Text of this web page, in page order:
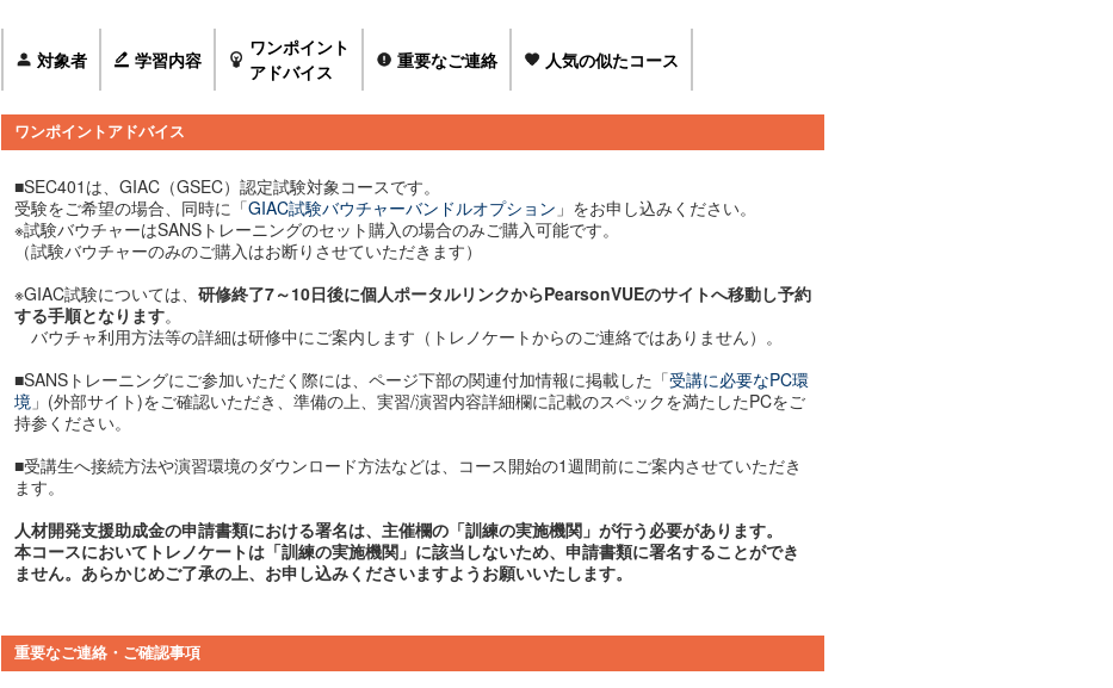
対象者 学習内容
ワンポイント
アドバイス
重要なご連絡 人気の似たコース
ワンポイントアドバイス
■SEC401は、GIAC（GSEC）認定試験対象コースです。
受験をご希望の場合、同時に「GIAC試験バウチャーバンドルオプション 」をお申し込みください。
※試験バウチャーはSANSトレーニングのセット購入の場合のみご購入可能です。
（試験バウチャーのみのご購入はお断りさせていただきます）
※GIAC試験については、 研修終了7～10日後に個人ポータルリンクからPearsonVUEのサイトへ移動し予約
する手順となります。
バウチャ利用方法等の詳細は研修中にご案内します（トレノケートからのご連絡ではありません）。
■SANSトレーニングにご参加いただく際には、ページ下部の関連付加情報に掲載した「受講に必要なPC環
境 」(外部サイト)をご確認いただき、準備の上、実習/演習内容詳細欄に記載のスペックを満たしたPCをご
持参ください。
■受講生へ接続方法や演習環境のダウンロード方法などは、コース開始の1週間前にご案内させていただき
ます。
人材開発支援助成金の申請書類における署名は、主催欄の「訓練の実施機関」が行う必要があります。
本コースにおいてトレノケートは「訓練の実施機関」に該当しないため、申請書類に署名することができ
ません。あらかじめご了承の上、お申し込みくださいますようお願いいたします。
重要なご連絡・ご確認事項